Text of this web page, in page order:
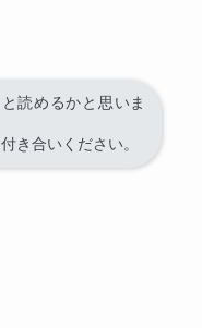
読めるかと思いま
き合いください。